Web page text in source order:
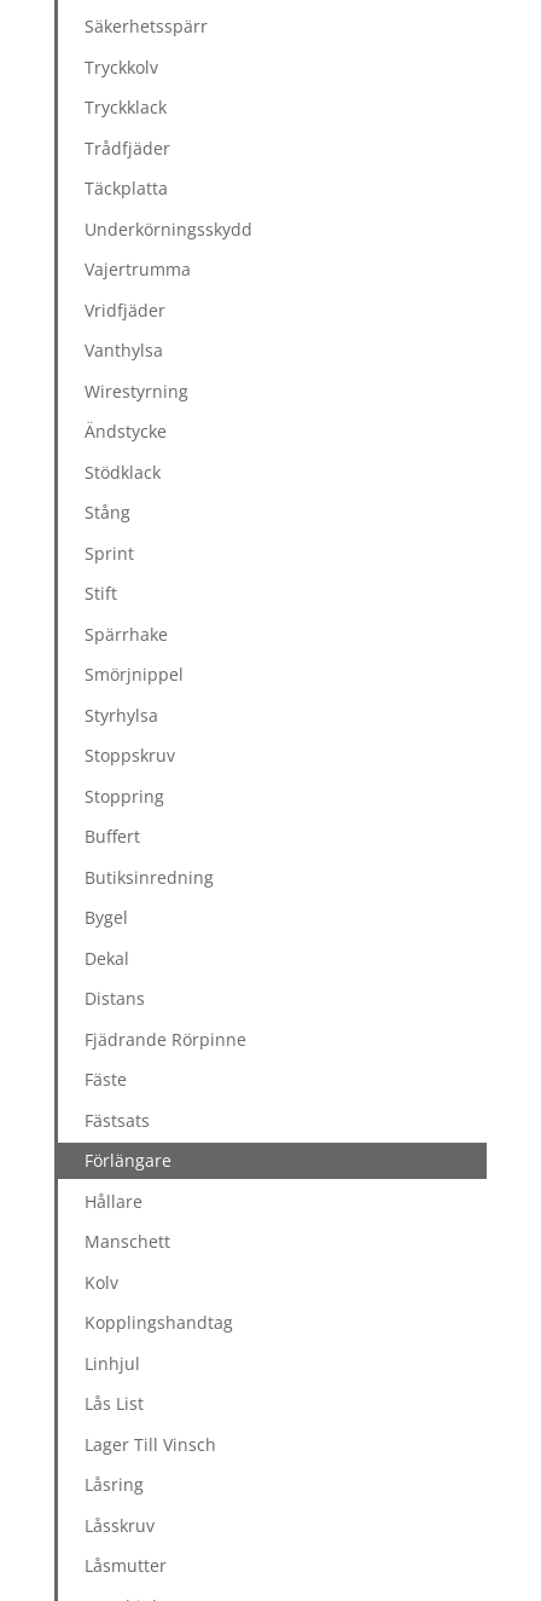
Säkerhetsspärr
Tryckkolv
Tryckklack
Trådfjäder
Täckplatta
Underkörningsskydd
Vajertrumma
Vridfjäder
Vanthylsa
Wirestyrning
Ändstycke
Stödklack
Stång
Sprint
Stift
Spärrhake
Smörjnippel
Styrhylsa
Stoppskruv
Stoppring
Buffert
Butiksinredning
Bygel
Dekal
Distans
Fjädrande Rörpinne
Fäste
Fästsats
Förlängare
Hållare
Manschett
Kolv
Kopplingshandtag
Linhjul
Lås List
Lager Till Vinsch
Låsring
Låsskruv
Låsmutter